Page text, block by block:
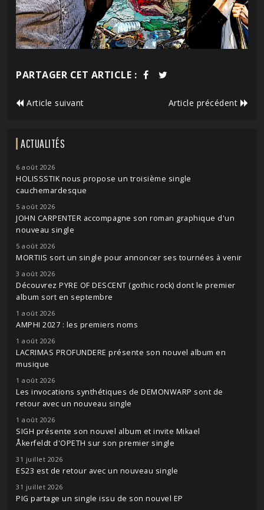
PARTAGER CET ARTICLE :
Article suivant Article précédent
ACTUALITÉS
6 août 2026
HOLISSSTIK nous propose un troisième single
cauchemardesque
5 août 2026
JOHN CARPENTER accompagne son roman graphique d'un
nouveau single
5 août 2026
MORTIIS sort un single pour annoncer ses tournées à venir
3 août 2026
Découvrez PYRE OF DESCENT (gothic rock) dont le premier
album sort en septembre
1 août 2026
AMPHI 2027 : les premiers noms
1 août 2026
LACRIMAS PROFUNDERE présente son nouvel album en
musique
1 août 2026
Les invocations synthétiques de DEMONWARP sont de
retour avec un nouveau single
1 août 2026
SIGH présente son nouvel album et invite Mikael
Åkerfeldt d'OPETH sur son premier single
31 juillet 2026
ES23 est de retour avec un nouveau single
31 juillet 2026
PIG partage un single issu de son nouvel EP